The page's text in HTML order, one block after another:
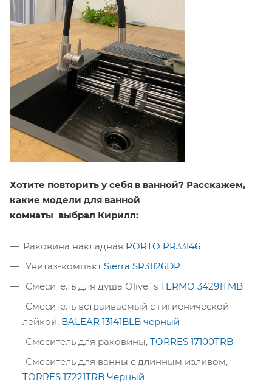
Хотите повторить у себя в ванной? Расскажем,
какие модели для ванной
комнаты выбрал Кирилл:
Раковина накладная PORTO PR33146
Унитаз-компакт Sierra SR31126DP
Смеситель для душа Olive`s TERMO 34291TMB
Смеситель встраиваемый с гигиенической
лейкой, BALEAR 13141BLB черный
Смеситель для раковины, TORRES 17100TRB
Смеситель для ванны с длинным изливом,
TORRES 17221TRB Черный